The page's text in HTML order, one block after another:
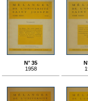
N° 35
1958